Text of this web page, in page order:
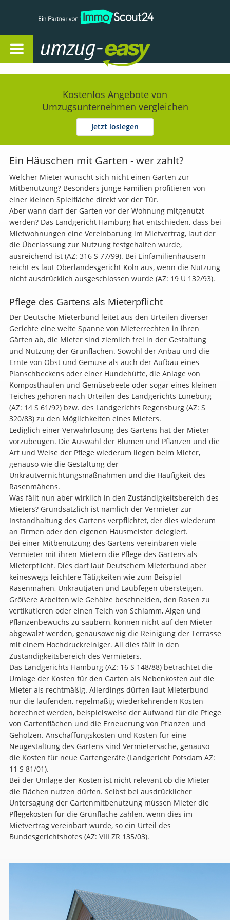
Kostenlos Angebote von
Umzugsunternehmen vergleichen
Jetzt loslegen
Ein Häuschen mit Garten - wer zahlt?
Welcher Mieter wünscht sich nicht einen Garten zur
Mitbenutzung? Besonders junge Familien profitieren von
einer kleinen Spielfläche direkt vor der Tür.
Aber wann darf der Garten vor der Wohnung mitgenutzt
werden? Das Landgericht Hamburg hat entschieden, dass bei
Mietwohnungen eine Vereinbarung im Mietvertrag, laut der
die Überlassung zur Nutzung festgehalten wurde,
ausreichend ist (AZ: 316 S 77/99). Bei Einfamilienhäusern
reicht es laut Oberlandesgericht Köln aus, wenn die Nutzung
nicht ausdrücklich ausgeschlossen wurde (AZ: 19 U 132/93).
Pflege des Gartens als Mieterpflicht
Der Deutsche Mieterbund leitet aus den Urteilen diverser
Gerichte eine weite Spanne von Mieterrechten in ihren
Gärten ab, die Mieter sind ziemlich frei in der Gestaltung
und Nutzung der Grünflächen. Sowohl der Anbau und die
Ernte von Obst und Gemüse als auch der Aufbau eines
Planschbeckens oder einer Hundehütte, die Anlage von
Komposthaufen und Gemüsebeete oder sogar eines kleinen
Teiches gehören nach Urteilen des Landgerichts Lüneburg
(AZ: 14 S 61/92) bzw. des Landgerichts Regensburg (AZ: S
320/83) zu den Möglichkeiten eines Mieters.
Lediglich einer Verwahrlosung des Gartens hat der Mieter
vorzubeugen. Die Auswahl der Blumen und Pflanzen und die
Art und Weise der Pflege wiederum liegen beim Mieter,
genauso wie die Gestaltung der
Unkrautvernichtungsmaßnahmen und die Häufigkeit des
Rasenmähens.
Was fällt nun aber wirklich in den Zuständigkeitsbereich des
Mieters? Grundsätzlich ist nämlich der Vermieter zur
Instandhaltung des Gartens verpflichtet, der dies wiederum
an Firmen oder den eigenen Hausmeister delegiert.
Bei einer Mitbenutzung des Gartens vereinbaren viele
Vermieter mit ihren Mietern die Pflege des Gartens als
Mieterpflicht. Dies darf laut Deutschem Mieterbund aber
keineswegs leichtere Tätigkeiten wie zum Beispiel
Rasenmähen, Unkrautjäten und Laubfegen übersteigen.
Größere Arbeiten wie Gehölze beschneiden, den Rasen zu
vertikutieren oder einen Teich von Schlamm, Algen und
Pflanzenbewuchs zu säubern, können nicht auf den Mieter
abgewälzt werden, genausowenig die Reinigung der Terrasse
mit einem Hochdruckreiniger. All dies fällt in den
Zuständigkeitsbereich des Vermieters.
Das Landgerichts Hamburg (AZ: 16 S 148/88) betrachtet die
Umlage der Kosten für den Garten als Nebenkosten auf die
Mieter als rechtmäßig. Allerdings dürfen laut Mieterbund
nur die laufenden, regelmäßig wiederkehrenden Kosten
berechnet werden, beispielsweise der Aufwand für die Pflege
von Gartenflächen und die Erneuerung von Pflanzen und
Gehölzen. Anschaffungskosten und Kosten für eine
Neugestaltung des Gartens sind Vermietersache, genauso
die Kosten für neue Gartengeräte (Landgericht Potsdam AZ:
11 S 81/01).
Bei der Umlage der Kosten ist nicht relevant ob die Mieter
die Flächen nutzen dürfen. Selbst bei ausdrücklicher
Untersagung der Gartenmitbenutzung müssen Mieter die
Pflegekosten für die Grünfläche zahlen, wenn dies im
Mietvertrag vereinbart wurde, so ein Urteil des
Bundesgerichtshofes (AZ: VIII ZR 135/03).